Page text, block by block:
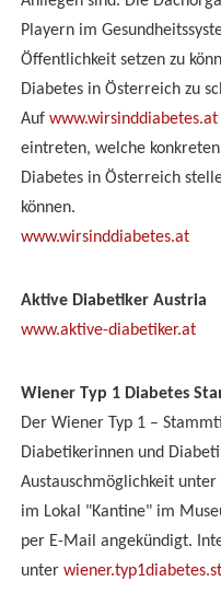
Playern im
Öffentlichkeit setzen zu
Diabetes in Österreich zu
Auf www.wirsinddiabetes.at
eintreten, welche
Diabetes in Österreich
können.
www.wirsinddiabetes.at
Aktive Diabetiker Austria
www.aktive-diabetiker.at
Wiener Typ 1 Diabetes
Der Wiener Typ 1 –
Diabetikerinnen und
Austauschmöglichkeit
im Lokal "Kantine" im
per E-Mail angekündigt.
unter